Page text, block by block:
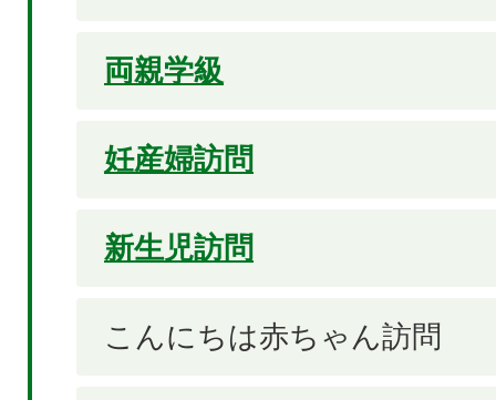
両親学級
妊産婦訪問
新生児訪問
こんにちは赤ちゃん訪問